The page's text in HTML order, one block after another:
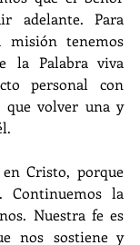
adelante. Para
misión tenemos
la Palabra viva
personal con
que volver una y
Cristo, porque
Continuemos la
Nuestra fe es
nos sostiene y